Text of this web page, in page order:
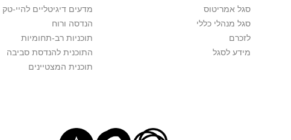
סגל אמריטוס
סגל מנהלי כללי
לזכרם
מידע לסגל
מדעים דיגיטליים להיי-טק
הנדסה ורוח
תוכניות רב-תחומיות
התוכנית להנדסת סביבה
תוכנית המצטיינים